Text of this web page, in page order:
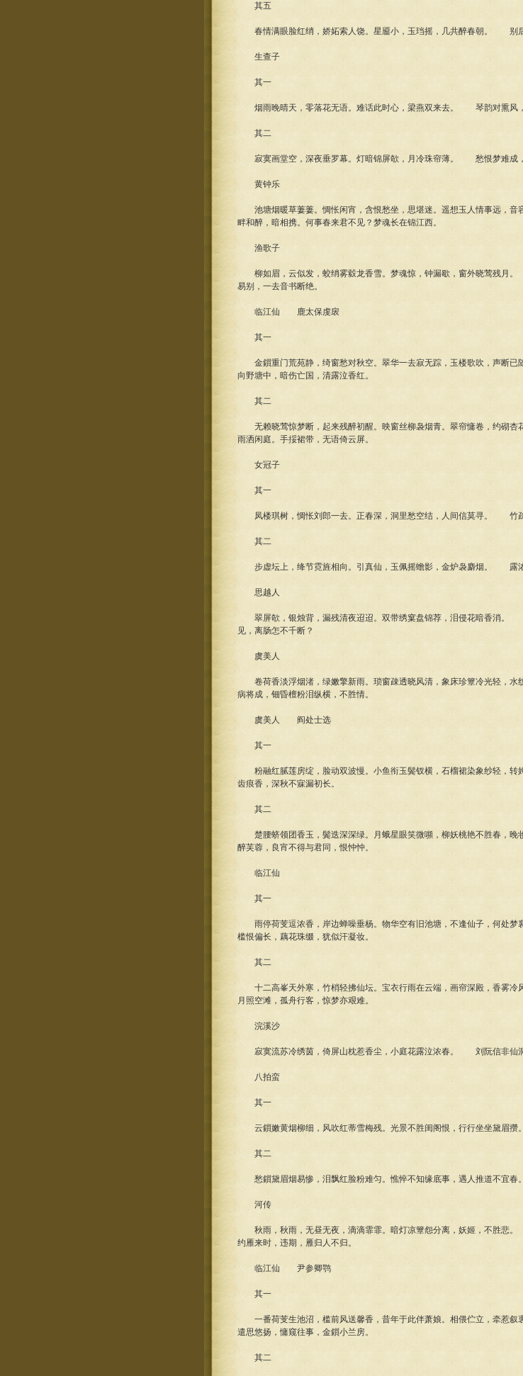
其五
春情满眼脸红绡，娇妬索人饶。星靥小，玉珰摇，几共醉春朝。 别后
生查子
其一
烟雨晚晴天，零落花无语。难话此时心，梁燕双来去。 琴韵对熏风，
其二
寂寞画堂空，深夜垂罗幕。灯暗锦屏欹，月冷珠帘薄。 愁恨梦难成，
黄钟乐
池塘烟暖草萋萋。惆怅闲宵，含恨愁坐，思堪迷。遥想玉人情事远，
畔和醉，暗相携。何事春来君不见？梦魂长在锦江西。
渔歌子
柳如眉，云似发，蛟绡雾縠龙香雪。梦魂惊，钟漏歇，窗外晓莺残月
易别，一去音书断绝。
临江仙 鹿太保虔扆
其一
金鎻重门荒苑静，绮窗愁对秋空。翠华一去寂无踪，玉楼歌吹，声断
向野塘中，暗伤亡国，清露泣香红。
其二
无赖晓莺惊梦断，起来残醉初醒。映窗丝柳袅烟青。翠帘慵卷，约砌
雨洒闲庭。手挼裙带，无语倚云屏。
女冠子
其一
凤楼琪树，惆怅刘郎一去。正春深，洞里愁空结，人间信莫寻。 竹疎
其二
步虚坛上，绛节霓旌相向。引真仙，玉佩摇蟾影，金炉袅麝烟。 露浓
思越人
翠屏欹，银烛背，漏残清夜迢迢。双带绣窠盘锦荐，泪侵花暗香消。
见，离肠怎不千断？
虞美人
卷荷香淡浮烟渚，绿嫩擎新雨。琐窗疎透晓风清，象床珍簟冷光轻，
病将成，钿昏檀粉泪纵横，不胜情。
虞美人 阎处士选
其一
粉融红腻莲房绽，脸动双波慢。小鱼衔玉鬓钗横，石榴裙染象纱轻，
齿痕香，深秋不寐漏初长。
其二
楚腰蛴领团香玉，鬓迭深深绿。月蛾星眼笑微嚬，柳妖桃艳不胜春，
醉芙蓉，良宵不得与君同，恨忡忡。
临江仙
其一
雨停荷芰逗浓香，岸边蝉噪垂杨。物华空有旧池塘，不逢仙子，何处
槛恨偏长，藕花珠缀，犹似汗凝妆。
其二
十二高峯天外寒，竹梢轻拂仙坛。宝衣行雨在云端，画帘深殿，香雾
月照空滩，孤舟行客，惊梦亦艰难。
浣溪沙
寂寞流苏冷绣茵，倚屏山枕惹香尘，小庭花露泣浓春。 刘阮信非仙洞
八拍蛮
其一
云鎻嫩黄烟柳细，风吹红蒂雪梅残。光景不胜闺阁恨，行行坐坐黛眉攒。
其二
愁鎻黛眉烟易惨，泪飘红脸粉难匀。憔悴不知缘底事，遇人推道不宜春。
河传
秋雨，秋雨，无昼无夜，滴滴霏霏。暗灯凉簟怨分离，妖姬，不胜悲
约雁来时，违期，雁归人不归。
临江仙 尹参卿鹗
其一
一番荷芰生池沼，槛前风送馨香，昔年于此伴萧娘。相偎伫立，牵惹
遣思悠扬，慵窥往事，金鎻小兰房。
其二